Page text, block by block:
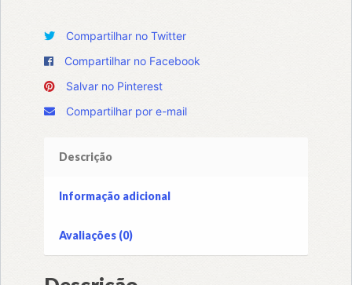
Compartilhar no Twitter
Compartilhar no Facebook
Salvar no Pinterest
Compartilhar por e-mail
Descrição
Informação adicional
Avaliações (0)